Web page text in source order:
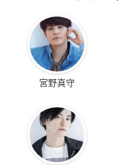
宮野真守